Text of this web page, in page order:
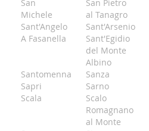
San
Michele
San Pietro
al Tanagro
Sant'Angelo
A Fasanella
Sant'Arsenio
Sant'Egidio
del Monte
Albino
Santomenna
Sanza
Sapri
Sarno
Scala
Scalo
Romagnano
al Monte